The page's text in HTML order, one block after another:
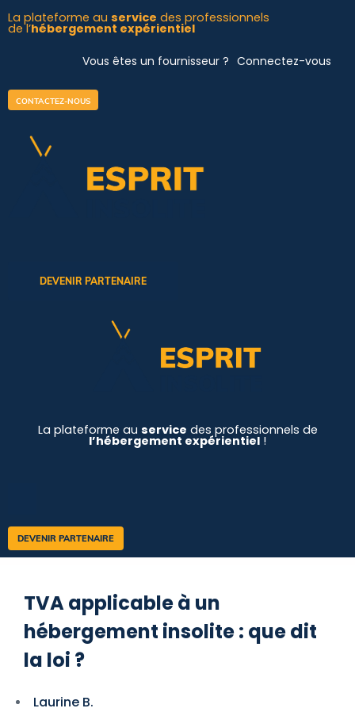
Aller
au
La plateforme au service des professionnels
de l’hébergement expérientiel
Vous êtes un fournisseur ? Connectez-vous
CONTACTEZ-NOUS
DEVENIR PARTENAIRE
La plateforme au service des professionnels de
l’hébergement expérientiel !
DEVENIR PARTENAIRE
TVA applicable à un
hébergement insolite : que dit
la loi ?
Laurine B.